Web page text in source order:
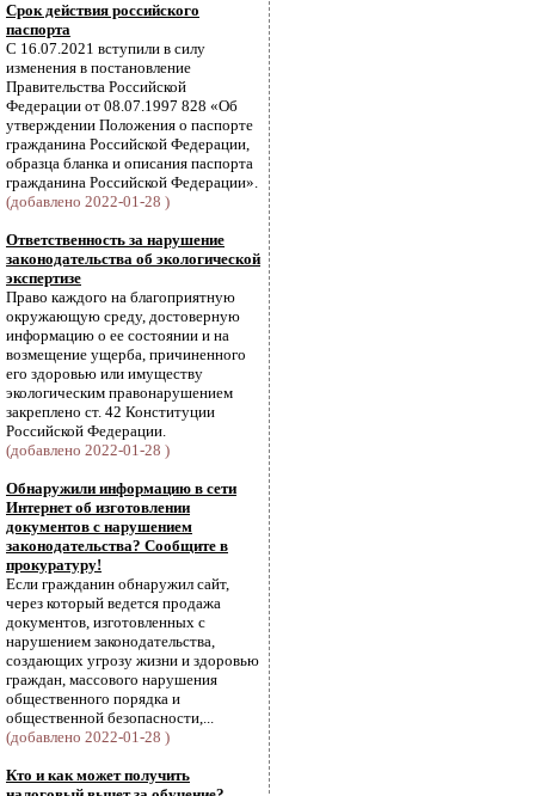
Срок действия российского
паспорта
С 16.07.2021 вступили в силу
изменения в постановление
Правительства Российской
Федерации от 08.07.1997 828 «Об
утверждении Положения о паспорте
гражданина Российской Федерации,
образца бланка и описания паспорта
гражданина Российской Федерации».
(добавлено 2022-01-28 )
Ответственность за нарушение
законодательства об экологической
экспертизе
Право каждого на благоприятную
окружающую среду, достоверную
информацию о ее состоянии и на
возмещение ущерба, причиненного
его здоровью или имуществу
экологическим правонарушением
закреплено ст. 42 Конституции
Российской Федерации.
(добавлено 2022-01-28 )
Обнаружили информацию в сети
Интернет об изготовлении
документов с нарушением
законодательства? Сообщите в
прокуратуру!
Если гражданин обнаружил сайт,
через который ведется продажа
документов, изготовленных с
нарушением законодательства,
создающих угрозу жизни и здоровью
граждан, массового нарушения
общественного порядка и
общественной безопасности,...
(добавлено 2022-01-28 )
Кто и как может получить